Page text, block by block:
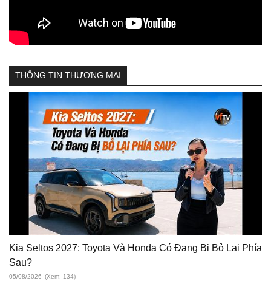
THÔNG TIN THƯƠNG MẠI
Kia Seltos 2027: Toyota Và Honda Có Đang Bị Bỏ Lại Phía
Sau?
05/08/2026 (Xem: 134)